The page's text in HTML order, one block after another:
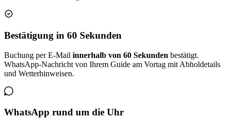
Bestätigung in 60 Sekunden
Buchung per E-Mail innerhalb von 60 Sekunden bestätigt.
WhatsApp-Nachricht von Ihrem Guide am Vortag mit Abholdetails
und Wetterhinweisen.
WhatsApp rund um die Uhr